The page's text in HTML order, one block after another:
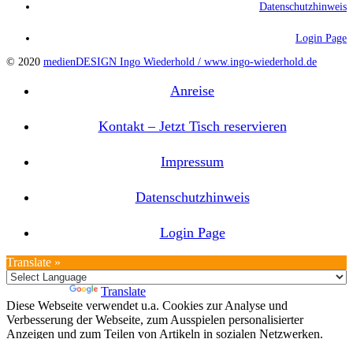
Datenschutzhinweis
Login Page
© 2020 medienDESIGN Ingo Wiederhold / www.ingo-wiederhold.de
Anreise
Kontakt – Jetzt Tisch reservieren
Impressum
Datenschutzhinweis
Login Page
Translate »
Translate
Diese Webseite verwendet u.a. Cookies zur Analyse und
Verbesserung der Webseite, zum Ausspielen personalisierter
Anzeigen und zum Teilen von Artikeln in sozialen Netzwerken.